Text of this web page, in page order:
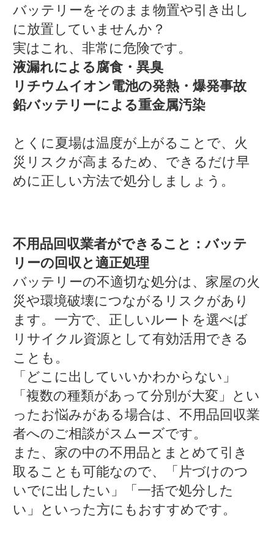
バッテリーをそのまま物置や引き出し
に放置していませんか？
実はこれ、非常に危険です。
液漏れによる腐食・異臭
リチウムイオン電池の発熱・爆発事故
鉛バッテリーによる重金属汚染
とくに夏場は温度が上がることで、火
災リスクが高まるため、できるだけ早
めに正しい方法で処分しましょう。
不用品回収業者ができること：バッテ
リーの回収と適正処理
バッテリーの不適切な処分は、家屋の火
災や環境破壊につながるリスクがあり
ます。一方で、正しいルートを選べば
リサイクル資源として有効活用できる
ことも。
「どこに出していいかわからない」
「複数の種類があって分別が大変」とい
ったお悩みがある場合は、不用品回収業
者へのご相談がスムーズです。
また、家の中の不用品とまとめて引き
取ることも可能なので、「片づけのつ
いでに出したい」「一括で処分した
い」といった方にもおすすめです。